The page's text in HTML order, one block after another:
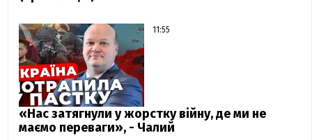
11:55
«Нас затягнули у жорстку війну, де ми не
маємо переваги», - Чалий